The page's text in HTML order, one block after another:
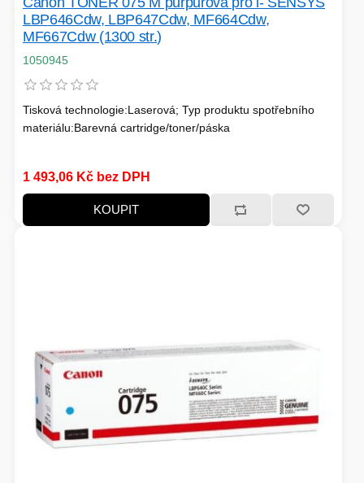
LBP646Cdw, LBP647Cdw, MF664Cdw,
MF667Cdw (1300 str.)
1050945
Tisková technologie:Laserová; Typ produktu spotřebního
materiálu:Barevná cartridge/toner/páska
1 493,06 Kč bez DPH
KOUPIT